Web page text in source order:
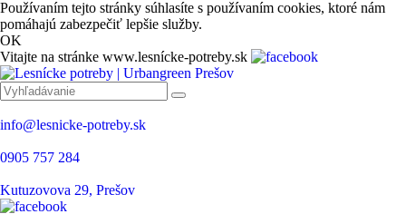
Používaním tejto stránky súhlasíte s používaním cookies, ktoré nám
pomáhajú zabezpečiť lepšie služby.
OK
Vitajte na stránke www.lesnícke-potreby.sk
info@lesnicke-potreby.sk
0905 757 284
Kutuzovova 29, Prešov